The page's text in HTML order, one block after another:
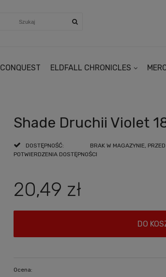
CONQUEST ELDFALL CHRONICLES
Shade Druchii Violet
DOSTĘPNOŚĆ:
BRAK W MAGAZYNIE,
POTWIERDZENIA DOSTĘPNOŚCI
20,49 zł
DO
Ocena: